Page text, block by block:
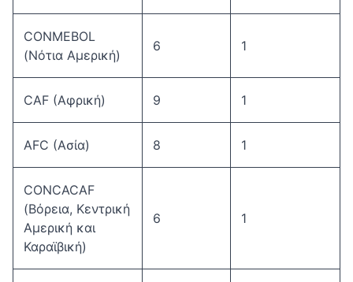
CONMEBOL
(Νότια Αμερική)
6 1
CAF (Αφρική) 9 1
AFC (Ασία) 8 1
CONCACAF
(Βόρεια, Κεντρική
Αμερική και
Καραϊβική)
6 1